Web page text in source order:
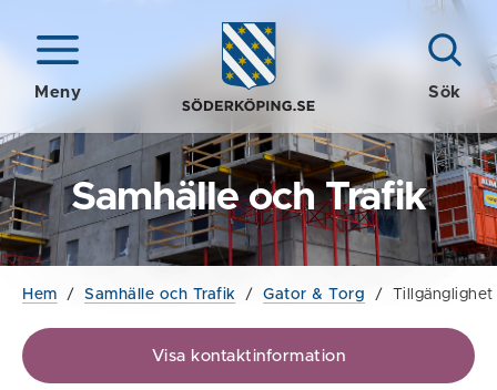
Meny Sök
Samhälle och Trafik
Hem / Samhälle och Trafik / Gator & Torg / Tillgänglighet
Visa kontaktinformation